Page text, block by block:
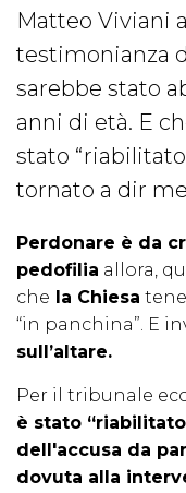
Matteo Viviani
testimonianza
sarebbe stato
anni di età. E
stato
tornato a dir
Perdonare è da
pedofilia allora,
che la Chiesa
“in panchina”. E
sull’altare.
Per il tribunale
è stato
dell'accusa da
dovuta alla